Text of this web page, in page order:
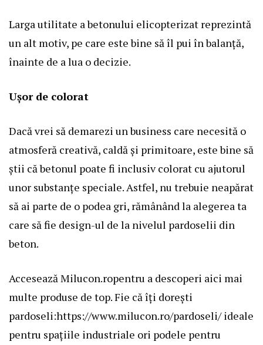
Larga utilitate a betonului elicopterizat reprezintă
un alt motiv, pe care este bine să îl pui în balanță,
înainte de a lua o decizie.
Ușor de colorat
Dacă vrei să demarezi un business care necesită o
atmosferă creativă, caldă și primitoare, este bine să
știi că betonul poate fi inclusiv colorat cu ajutorul
unor substanțe speciale. Astfel, nu trebuie neapărat
să ai parte de o podea gri, rămânând la alegerea ta
care să fie design-ul de la nivelul pardoselii din
beton.
Accesează Milucon.ropentru a descoperi aici mai
multe produse de top. Fie că îți dorești
pardoseli:https://www.milucon.ro/pardoseli/ideale
pentru spațiile industriale ori podele pentru